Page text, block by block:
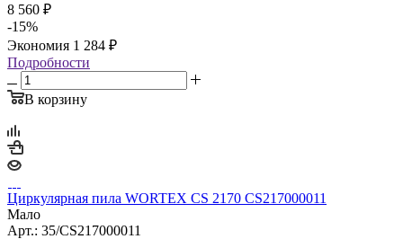
8 560 ₽
-15%
Экономия 1 284 ₽
Подробности
В корзину
Циркулярная пила WORTEX CS 2170 CS217000011
Мало
Арт.: 35/CS217000011